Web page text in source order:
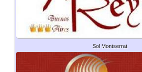
Sol Montserrat